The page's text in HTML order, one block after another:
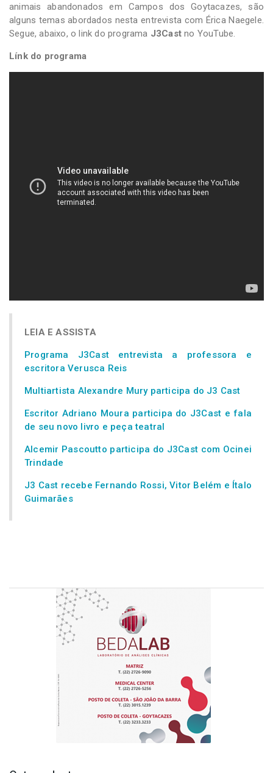
animais abandonados em Campos dos Goytacazes, são
alguns temas abordados nesta entrevista com Érica Naegele.
Segue, abaixo, o link do programa J3Cast no YouTube.
Línk do programa
LEIA E ASSISTA
Programa J3Cast entrevista a professora e
escritora Verusca Reis
Multiartista Alexandre Mury participa do J3 Cast
Escritor Adriano Moura participa do J3Cast e fala
de seu novo livro e peça teatral
Alcemir Pascoutto participa do J3Cast com Ocinei
Trindade
J3 Cast recebe Fernando Rossi, Vitor Belém e Ítalo
Guimarães